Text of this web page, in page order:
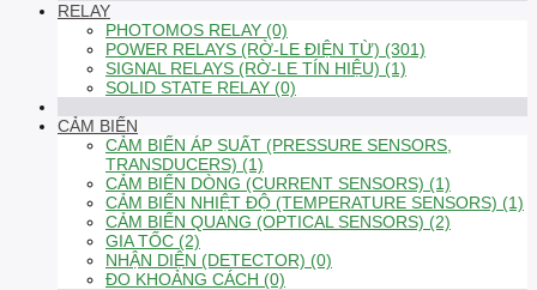
RELAY
PHOTOMOS RELAY (0)
POWER RELAYS (RỜ-LE ĐIỆN TỪ) (301)
SIGNAL RELAYS (RỜ-LE TÍN HIỆU) (1)
SOLID STATE RELAY (0)
CẢM BIẾN
CẢM BIẾN ÁP SUẤT (PRESSURE SENSORS,
TRANSDUCERS) (1)
CẢM BIẾN DÒNG (CURRENT SENSORS) (1)
CẢM BIẾN NHIỆT ĐỘ (TEMPERATURE SENSORS) (1)
CẢM BIẾN QUANG (OPTICAL SENSORS) (2)
GIA TỐC (2)
NHẬN DIỆN (DETECTOR) (0)
ĐO KHOẢNG CÁCH (0)